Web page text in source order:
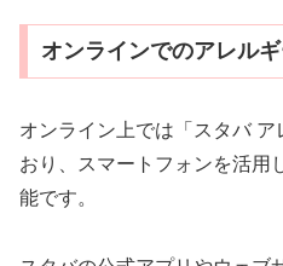
オンラインでのアレル
オンライン上では「スタバ
おり、スマートフォンを活用
能です。